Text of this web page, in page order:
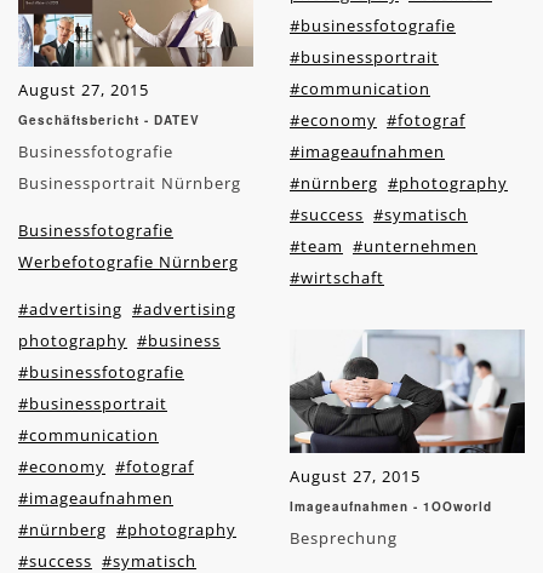
August 27, 2015
Geschäftsbericht - DATEV
Businessfotografie
Businessportrait Nürnberg
Businessfotografie
Werbefotografie Nürnberg
#advertising #advertising
photography #business
#businessfotografie
#businessportrait
#communication
#economy #fotograf
#imageaufnahmen
#nürnberg #photography
#success #symatisch
#businessfotografie
#businessportrait
#communication
#economy #fotograf
#imageaufnahmen
#nürnberg #photography
#success #symatisch
#team #unternehmen
#wirtschaft
August 27, 2015
Imageaufnahmen - 1OOworld
Besprechung